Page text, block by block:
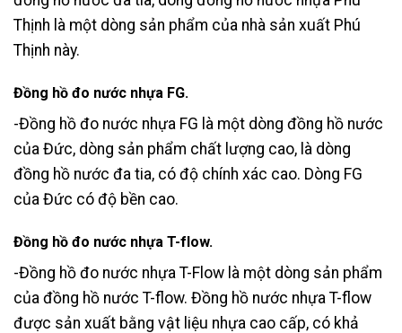
Thịnh là một dòng sản phẩm của nhà sản xuất Phú
Thịnh này.
Đồng hồ đo nước nhựa FG.
-Đồng hồ đo nước nhựa FG là một dòng đồng hồ nước
của Đức, dòng sản phẩm chất lượng cao, là dòng
đồng hồ nước đa tia, có độ chính xác cao. Dòng FG
của Đức có độ bền cao.
Đồng hồ đo nước nhựa T-flow.
-Đồng hồ đo nước nhựa T-Flow là một dòng sản phẩm
của đồng hồ nước T-flow. Đồng hồ nước nhựa T-flow
được sản xuất bằng vật liệu nhựa cao cấp, có khả